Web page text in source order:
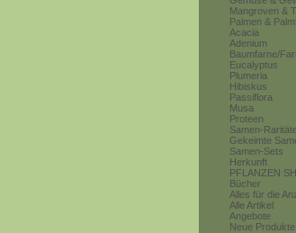
Mangroven &
Palmen &
Acacia
Adenium
Baumfarne/
Eucalyptus
Plumeria
Hibiskus
Passiflora
Musa
Proteen
Samen-
Gekeimte
Samen-Sets
Herkunft
PFLANZEN
Bücher
Alles für die
Alle Artikel
Angebote
Neue Produkte